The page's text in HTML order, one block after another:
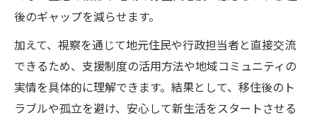
後のギャップを減らせます。
加えて、視察を通じて地元住民や行政担当者と直接交流
できるため、支援制度の活用方法や地域コミュニティの
実情を具体的に理解できます。結果として、移住後のト
ラブルや孤立を避け、安心して新生活をスタートさせる